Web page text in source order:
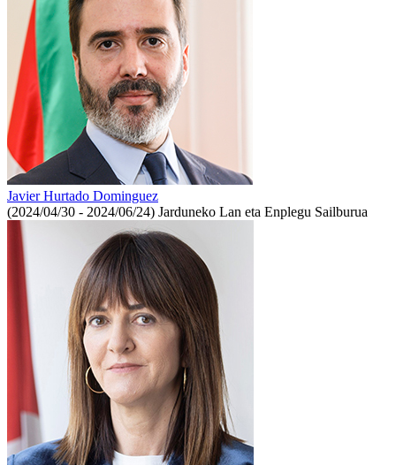
Javier Hurtado Dominguez
(2024/04/30 - 2024/06/24) Jarduneko Lan eta Enplegu Sailburua